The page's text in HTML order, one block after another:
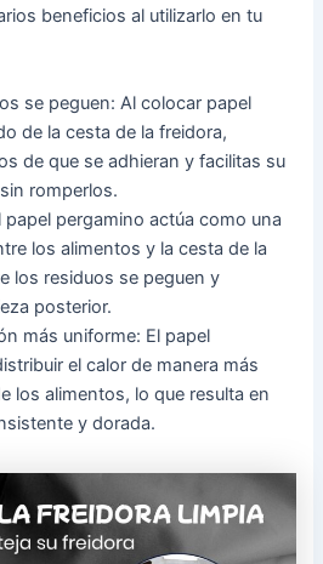
beneficios al utilizarlo en tu
se peguen: Al colocar papel
de la cesta de la freidora,
de que se adhieran y facilitas su
romperlos.
papel pergamino actúa como una
los alimentos y la cesta de la
los residuos se peguen y
posterior.
más uniforme: El papel
el calor de manera más
los alimentos, lo que resulta en
y dorada.